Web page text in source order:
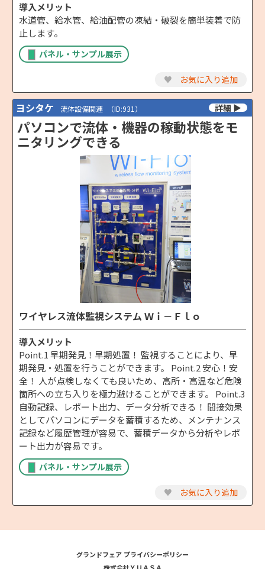
導入メリット
水道管、給水管、給油配管の凍結・破裂を簡単装着で防
止します。
パネル・サンプル展示
♥ お気に入り追加
ヨシタケ 流体設備関連 （ID:931）
パソコンで流体・機器の稼動状態をモ
ニタリングできる
ワイヤレス流体監視システム Ｗｉ－Ｆｌｏ
導入メリット
Point.1 早期発見！早期処置！ 監視することにより、早
期発見・処置を行うことができます。 Point.2 安心！安
全！ 人が点検しなくても良いため、高所・高温など危険
箇所への立ち入りを極力避けることができます。 Point.3
自動記録、レポート出力、データ分析できる！ 間接効果
としてパソコンにデータを蓄積するため、メンテナンス
記録など履歴管理が容易で、蓄積データから分析やレポ
ート出力が容易です。
パネル・サンプル展示
♥ お気に入り追加
グランドフェア プライバシーポリシー